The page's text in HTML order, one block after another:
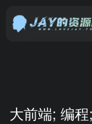
大前端; 编